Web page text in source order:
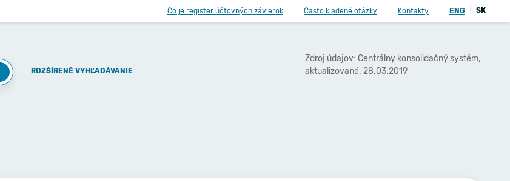
Čo je register účtovných závierok Často kladené otázky Kontakty ENG SK
ROZŠÍRENÉ VYHĽADÁVANIE
Zdroj údajov: Centrálny konsolidačný systém,
aktualizované: 28.03.2019